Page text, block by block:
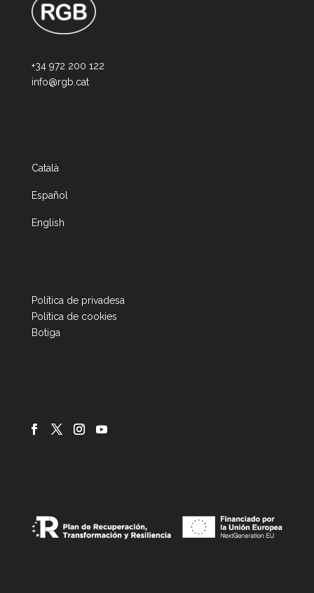
+34 972 200 122
info@rgb.cat
Català
Español
English
Política de privadesa
Política de cookies
Botiga